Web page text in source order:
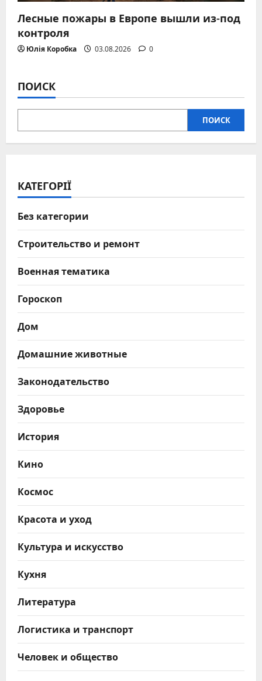
Лесные пожары в Европе вышли из-под
контроля
Юлія Коробка 03.08.2026 0
ПОИСК
ПОИСК
КАТЕГОРІЇ
Без категории
Строительство и ремонт
Военная тематика
Гороскоп
Дом
Домашние животные
Законодательство
Здоровье
История
Кино
Космос
Красота и уход
Культура и искусство
Кухня
Литература
Логистика и транспорт
Человек и общество